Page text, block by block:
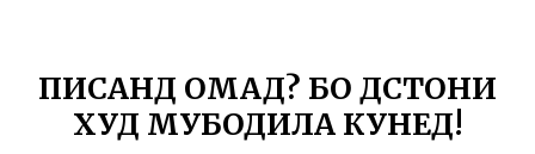
ПИСАНД ОМАД? БО ДӮСТОНИ
ХУД МУБОДИЛА КУНЕД!